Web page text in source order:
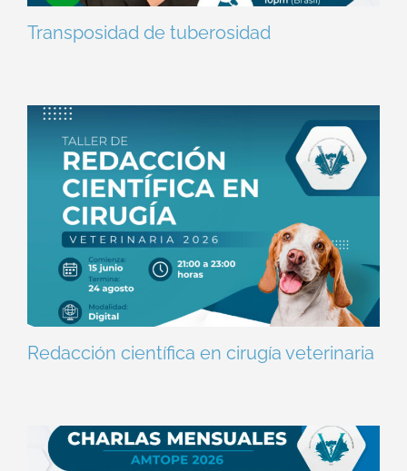
Transposidad de tuberosidad
Redacción científica en cirugía veterinaria